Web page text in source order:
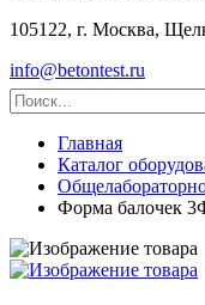
105122, г. Москва,
info@betontest.ru
Главная
Каталог
Форма балочек